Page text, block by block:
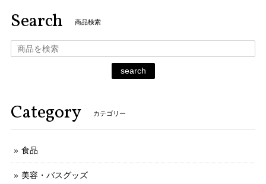
Search 商品検索
search
Category カテゴリー
食品
美容・バスグッズ